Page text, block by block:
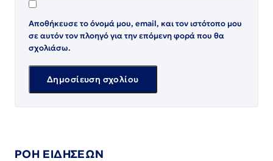
Αποθήκευσε το όνομά μου, email, και τον ιστότοπο μου
σε αυτόν τον πλοηγό για την επόμενη φορά που θα
σχολιάσω.
ΡΟΗ ΕΙΔΗΣΕΩΝ